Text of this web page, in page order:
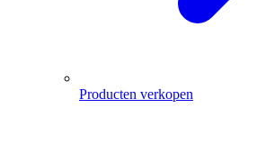
Producten verkopen